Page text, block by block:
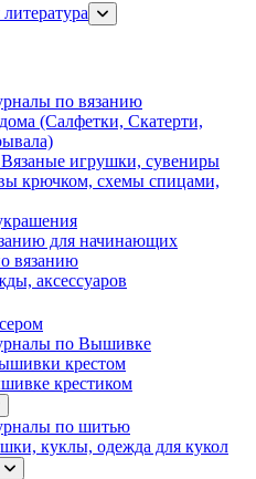
по вязанию
(Салфетки, Скатерти,
игрушки, сувениры
крючком, схемы спицами,
для начинающих
вязанию
аксессуаров
по Вышивке
крестом
крестиком
по шитью
куклы, одежда для кукол